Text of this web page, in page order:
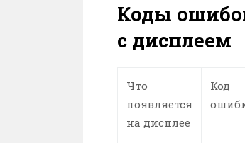
Коды
с дисплеем
Что
появляется
на дисплее
Код